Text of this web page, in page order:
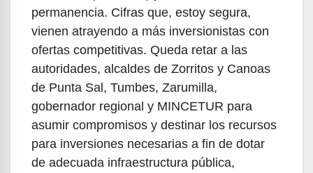
permanencia. Cifras que, estoy segura,
vienen atrayendo a más inversionistas con
ofertas competitivas. Queda retar a las
autoridades, alcaldes de Zorritos y Canoas
de Punta Sal, Tumbes, Zarumilla,
gobernador regional y MINCETUR para
asumir compromisos y destinar los recursos
para inversiones necesarias a fin de dotar
de adecuada infraestructura pública,